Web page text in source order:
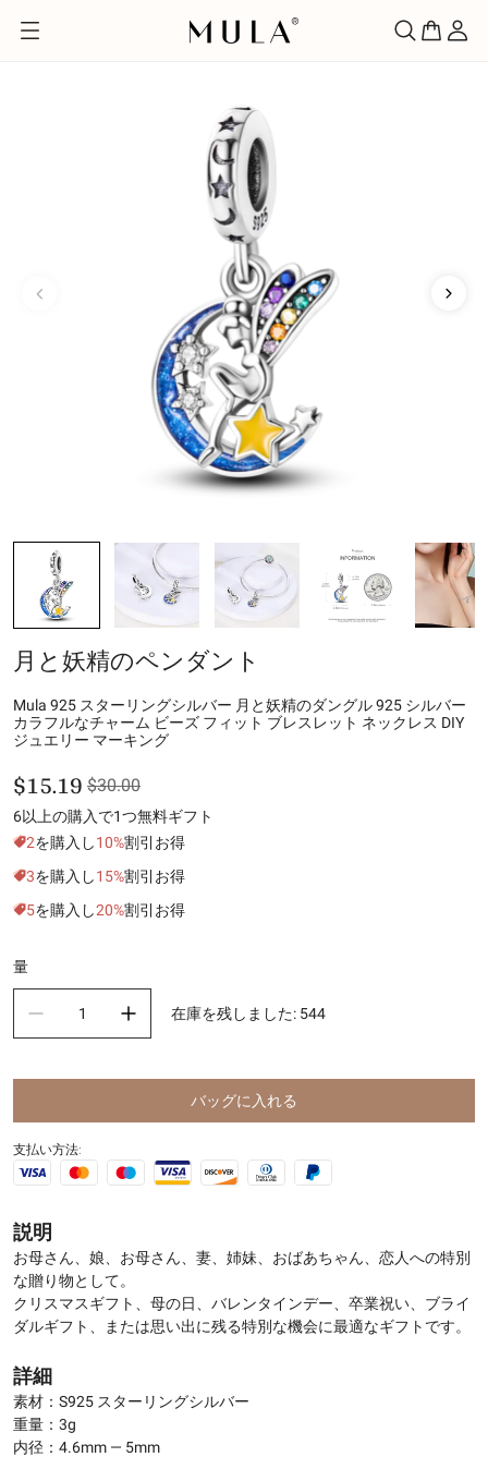
月と妖精のペンダント
Mula 925 スターリングシルバー 月と妖精のダングル 925 シルバー
カラフルなチャーム ビーズ フィット ブレスレット ネックレス DIY
ジュエリー マーキング
$15.19 $30.00
6以上の購入で1つ無料ギフト
2を購入し10%割引お得
3を購入し15%割引お得
5を購入し20%割引お得
量
在庫を残しました: 544
バッグに入れる
支払い方法:
説明
お母さん、娘、お母さん、妻、姉妹、おばあちゃん、恋人への特別
な贈り物として。
クリスマスギフト、母の日、バレンタインデー、卒業祝い、ブライ
ダルギフト、または思い出に残る特別な機会に最適なギフトです。
詳細
素材：S925 スターリングシルバー
重量：3g
内径：4.6mm — 5mm